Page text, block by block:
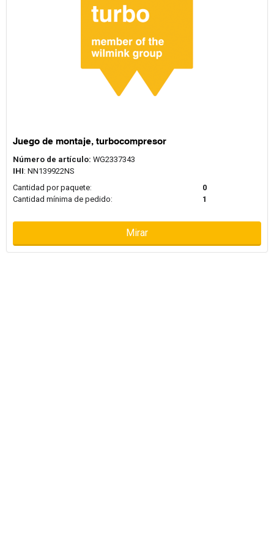
Juego de montaje, turbocompresor
Número de artículo: WG2337343
IHI: NN139922NS
Cantidad por paquete:
0
Cantidad mínima de pedido:
1
Mirar